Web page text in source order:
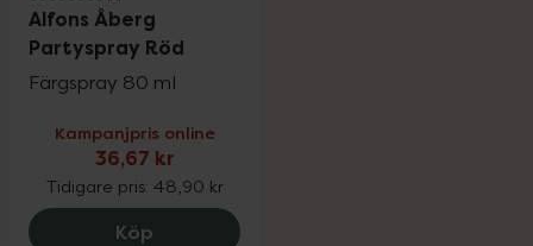
Alfons Åberg
Partyspray Röd
Färgspray 80 ml
Kampanjpris online
36,67 kr
Tidigare pris: 48,90 kr
Köp Alfons Åberg Partyspray Röd, 36.67 kr.